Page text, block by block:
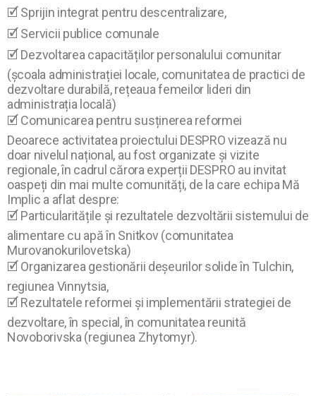
🗹 Sprijin integrat pentru descentralizare,
🗹 Servicii publice comunale
🗹 Dezvoltarea capacităților personalului comunitar
(școala administrației locale, comunitatea de practici de
dezvoltare durabilă, rețeaua femeilor lideri din
administrația locală)
🗹 Comunicarea pentru susținerea reformei
Deoarece activitatea proiectului DESPRO vizează nu
doar nivelul național, au fost organizate și vizite
regionale, în cadrul cărora experții DESPRO au invitat
oaspeți din mai multe comunități, de la care echipa Mă
Implic a aflat despre:
🗹 Particularitățile și rezultatele dezvoltării sistemului de
alimentare cu apă în Snitkov (comunitatea
Murovanokurilovetska)
🗹 Organizarea gestionării deșeurilor solide în Tulchin,
regiunea Vinnytsia,
🗹 Rezultatele reformei și implementării strategiei de
dezvoltare, în special, în comunitatea reunită
Novoborivska (regiunea Zhytomyr).